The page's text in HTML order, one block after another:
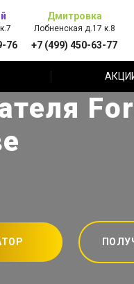
76
Дмитровка
Лобненская д.17 к.8
+7 (499) 450-63-77